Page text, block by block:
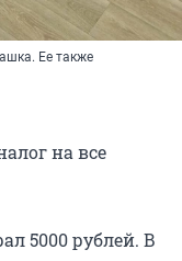
Ее также
на все
5000 рублей. В